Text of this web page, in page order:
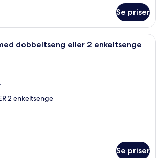
Se priser
Et hotelværelse med to senge, et
dobbeltseng eller 2 enkeltsenge
2 enkeltsenge
Se priser